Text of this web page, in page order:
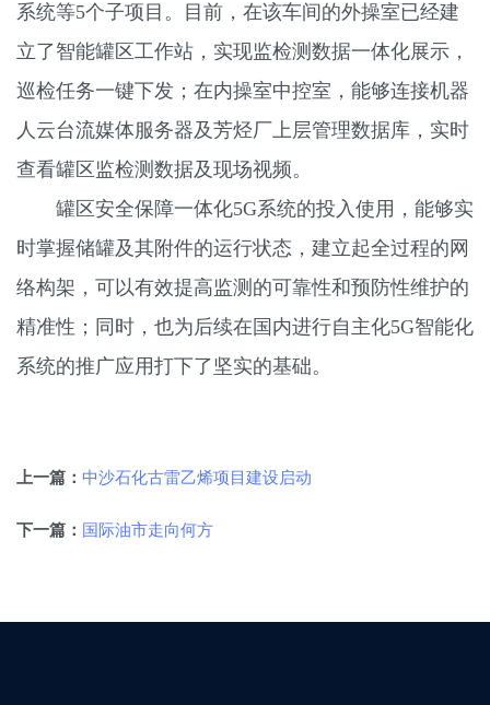
系统等5个子项目。目前，在该车间的外操室已经建
立了智能罐区工作站，实现监检测数据一体化展示，
巡检任务一键下发；在内操室中控室，能够连接机器
人云台流媒体服务器及芳烃厂上层管理数据库，实时
查看罐区监检测数据及现场视频。
罐区安全保障一体化5G系统的投入使用，能够实
时掌握储罐及其附件的运行状态，建立起全过程的网
络构架，可以有效提高监测的可靠性和预防性维护的
精准性；同时，也为后续在国内进行自主化5G智能化
系统的推广应用打下了坚实的基础。
上一篇： 中沙石化古雷乙烯项目建设启动
下一篇： 国际油市走向何方